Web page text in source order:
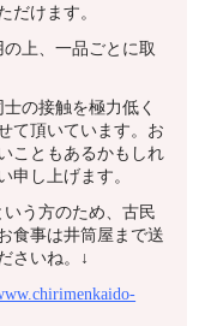
けます。
上、一品ごとに取
の接触を極力低く
て頂いています。お
こともあるかもしれ
申し上げます。
う方のため、古民
食事は井筒屋まで送
さいね。↓